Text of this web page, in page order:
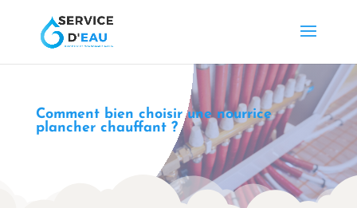
Comment bien choisir une nourrice
plancher chauffant ?